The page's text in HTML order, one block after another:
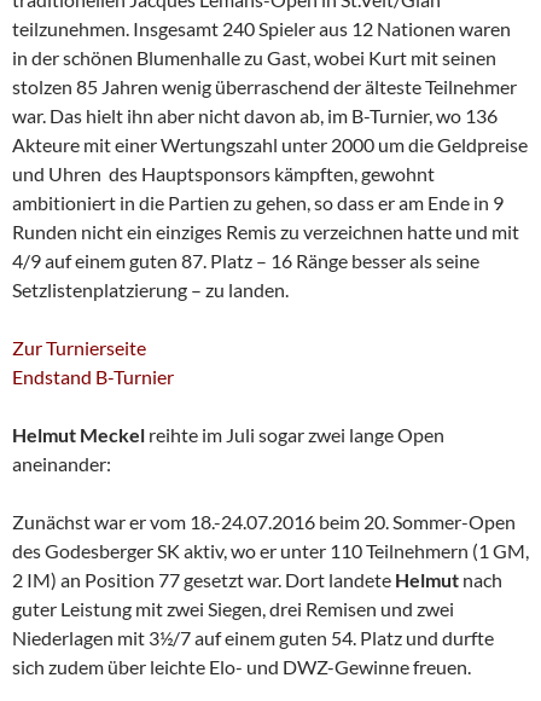
teilzunehmen. Insgesamt 240 Spieler aus 12 Nationen waren
in der schönen Blumenhalle zu Gast, wobei Kurt mit seinen
stolzen 85 Jahren wenig überraschend der älteste Teilnehmer
war. Das hielt ihn aber nicht davon ab, im B-Turnier, wo 136
Akteure mit einer Wertungszahl unter 2000 um die Geldpreise
und Uhren des Hauptsponsors kämpften, gewohnt
ambitioniert in die Partien zu gehen, so dass er am Ende in 9
Runden nicht ein einziges Remis zu verzeichnen hatte und mit
4/9 auf einem guten 87. Platz – 16 Ränge besser als seine
Setzlistenplatzierung – zu landen.
Zur Turnierseite
Endstand B-Turnier
Helmut Meckel reihte im Juli sogar zwei lange Open
aneinander:
Zunächst war er vom 18.-24.07.2016 beim 20. Sommer-Open
des Godesberger SK aktiv, wo er unter 110 Teilnehmern (1 GM,
2 IM) an Position 77 gesetzt war. Dort landete Helmut nach
guter Leistung mit zwei Siegen, drei Remisen und zwei
Niederlagen mit 3½/7 auf einem guten 54. Platz und durfte
sich zudem über leichte Elo- und DWZ-Gewinne freuen.